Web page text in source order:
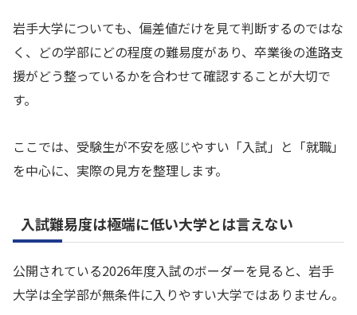
岩手大学についても、偏差値だけを見て判断するのではな
く、どの学部にどの程度の難易度があり、卒業後の進路支
援がどう整っているかを合わせて確認することが大切で
す。
ここでは、受験生が不安を感じやすい「入試」と「就職」
を中心に、実際の見方を整理します。
入試難易度は極端に低い大学とは言えない
公開されている2026年度入試のボーダーを見ると、岩手
大学は全学部が無条件に入りやすい大学ではありません。